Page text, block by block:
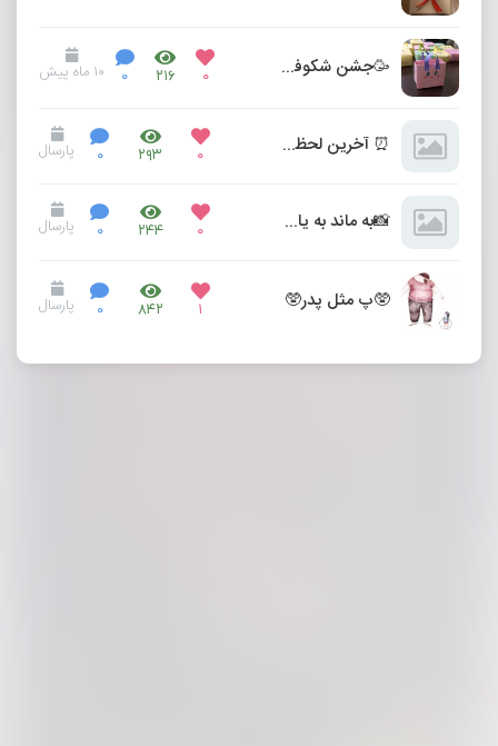
🥳جشن شکوفه ها🥳 ۰ ۲۱۶ ۰ ۱۰ ماه پیش
⏰️ آخرین لحظات ما در کنارهم ⏰️ ۰ ۲۹۳ ۰ پارسال
📸به ماند به یادگار از سال ۱۴۰۳📸 ۰ ۲۴۴ ۰ پارسال
🥸پ مثل پدر🥸 ۱ ۸۴۲ ۰ پارسال